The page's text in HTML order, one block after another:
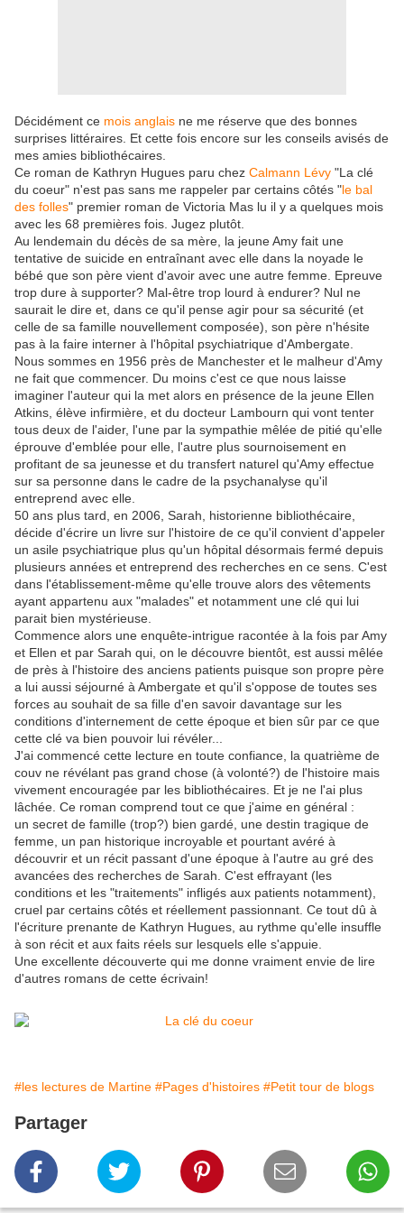
Décidément ce mois anglais ne me réserve que des bonnes
surprises littéraires. Et cette fois encore sur les conseils avisés de
mes amies bibliothécaires.
Ce roman de Kathryn Hugues paru chez Calmann Lévy "La clé
du coeur" n'est pas sans me rappeler par certains côtés "le bal
des folles" premier roman de Victoria Mas lu il y a quelques mois
avec les 68 premières fois. Jugez plutôt.
Au lendemain du décès de sa mère, la jeune Amy fait une
tentative de suicide en entraînant avec elle dans la noyade le
bébé que son père vient d'avoir avec une autre femme. Epreuve
trop dure à supporter? Mal-être trop lourd à endurer? Nul ne
saurait le dire et, dans ce qu'il pense agir pour sa sécurité (et
celle de sa famille nouvellement composée), son père n'hésite
pas à la faire interner à l'hôpital psychiatrique d'Ambergate.
Nous sommes en 1956 près de Manchester et le malheur d'Amy
ne fait que commencer. Du moins c'est ce que nous laisse
imaginer l'auteur qui la met alors en présence de la jeune Ellen
Atkins, élève infirmière, et du docteur Lambourn qui vont tenter
tous deux de l'aider, l'une par la sympathie mêlée de pitié qu'elle
éprouve d'emblée pour elle, l'autre plus sournoisement en
profitant de sa jeunesse et du transfert naturel qu'Amy effectue
sur sa personne dans le cadre de la psychanalyse qu'il
entreprend avec elle.
50 ans plus tard, en 2006, Sarah, historienne bibliothécaire,
décide d'écrire un livre sur l'histoire de ce qu'il convient d'appeler
un asile psychiatrique plus qu'un hôpital désormais fermé depuis
plusieurs années et entreprend des recherches en ce sens. C'est
dans l'établissement-même qu'elle trouve alors des vêtements
ayant appartenu aux "malades" et notamment une clé qui lui
parait bien mystérieuse.
Commence alors une enquête-intrigue racontée à la fois par Amy
et Ellen et par Sarah qui, on le découvre bientôt, est aussi mêlée
de près à l'histoire des anciens patients puisque son propre père
a lui aussi séjourné à Ambergate et qu'il s'oppose de toutes ses
forces au souhait de sa fille d'en savoir davantage sur les
conditions d'internement de cette époque et bien sûr par ce que
cette clé va bien pouvoir lui révéler...
J'ai commencé cette lecture en toute confiance, la quatrième de
couv ne révélant pas grand chose (à volonté?) de l'histoire mais
vivement encouragée par les bibliothécaires. Et je ne l'ai plus
lâchée. Ce roman comprend tout ce que j'aime en général :
un secret de famille (trop?) bien gardé, une destin tragique de
femme, un pan historique incroyable et pourtant avéré à
découvrir et un récit passant d'une époque à l'autre au gré des
avancées des recherches de Sarah. C'est effrayant (les
conditions et les "traitements" infligés aux patients notamment),
cruel par certains côtés et réellement passionnant. Ce tout dû à
l'écriture prenante de Kathryn Hugues, au rythme qu'elle insuffle
à son récit et aux faits réels sur lesquels elle s'appuie.
Une excellente découverte qui me donne vraiment envie de lire
d'autres romans de cette écrivain!
#les lectures de Martine #Pages d'histoires #Petit tour de blogs
Partager